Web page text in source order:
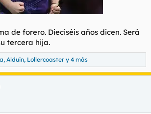
de forero. Dieciséis años dicen. Será
tercera hija.
, Alduin, Lollercoaster y 4 más